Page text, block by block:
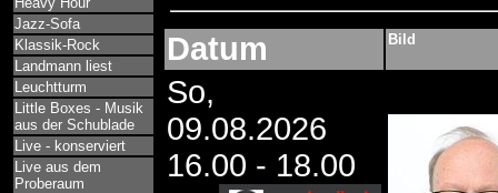
Jazz-Sofa
Klassik-Rock
Landmann liest
Leuchtturm
Little Boxes - Musik
aus der Schublade
Live - konserviert
Live aus dem
Proberaum
Datum Bild
So,
09.08.2026
16.00 - 18.00